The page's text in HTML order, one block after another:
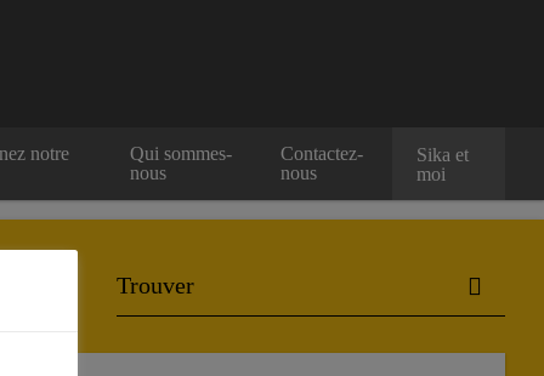
notre
Qui sommes-
nous
Contactez-
nous
Sika et
moi